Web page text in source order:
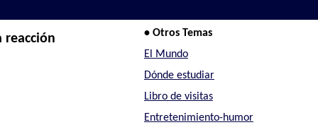
reacción
• Otros Temas
El Mundo
Dónde estudiar
Libro de visitas
Entretenimiento-humor